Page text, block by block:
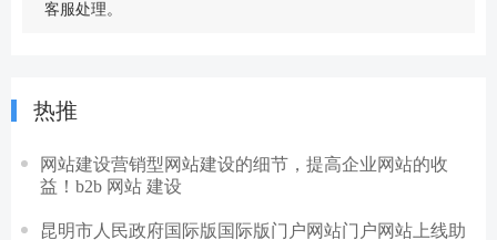
客服处理。
热推
网站建设营销型网站建设的细节，提高企业网站的收
益！b2b 网站 建设
昆明市人民政府国际版国际版门户网站门户网站上线助